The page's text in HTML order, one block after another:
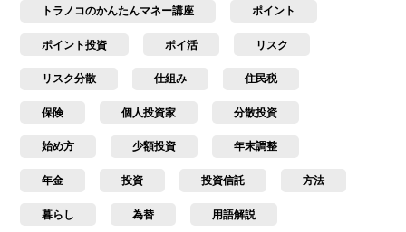
トラノコのかんたんマネー講座 ポイント
ポイント投資 ポイ活 リスク
リスク分散 仕組み 住民税
保険 個人投資家 分散投資
始め方 少額投資 年末調整
年金 投資 投資信託 方法
暮らし 為替 用語解説